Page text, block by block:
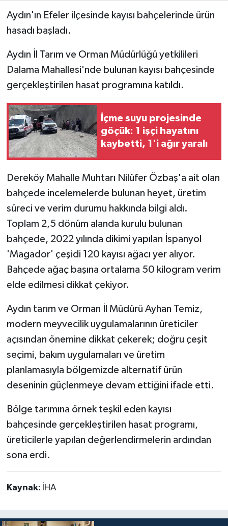
Aydın'ın Efeler ilçesinde kayısı bahçelerinde ürün
hasadı başladı.
Aydın İl Tarım ve Orman Müdürlüğü yetkilileri
Dalama Mahallesi'nde bulunan kayısı bahçesinde
gerçekleştirilen hasat programına katıldı.
İçme suyu projesinde
göçük: 1 işçi hayatını
kaybetti, 1'i ağır yaralı
Dereköy Mahalle Muhtarı Nilüfer Özbaş'a ait olan
bahçede incelemelerde bulunan heyet, üretim
süreci ve verim durumu hakkında bilgi aldı.
Toplam 2,5 dönüm alanda kurulu bulunan
bahçede, 2022 yılında dikimi yapılan İspanyol
'Magador' çeşidi 120 kayısı ağacı yer alıyor.
Bahçede ağaç başına ortalama 50 kilogram verim
elde edilmesi dikkat çekiyor.
Aydın tarım ve Orman İl Müdürü Ayhan Temiz,
modern meyvecilik uygulamalarının üreticiler
açısından önemine dikkat çekerek; doğru çeşit
seçimi, bakım uygulamaları ve üretim
planlamasıyla bölgemizde alternatif ürün
deseninin güçlenmeye devam ettiğini ifade etti.
Bölge tarımına örnek teşkil eden kayısı
bahçesinde gerçekleştirilen hasat programı,
üreticilerle yapılan değerlendirmelerin ardından
sona erdi.
Kaynak: İHA